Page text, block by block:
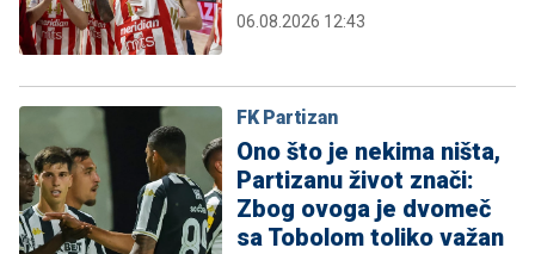
06.08.2026 12:43
FK Partizan
Ono što je nekima ništa,
Partizanu život znači:
Zbog ovoga je dvomeč
sa Tobolom toliko važan